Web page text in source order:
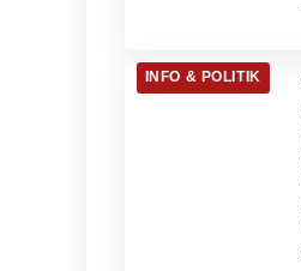
INFO & POLITIK